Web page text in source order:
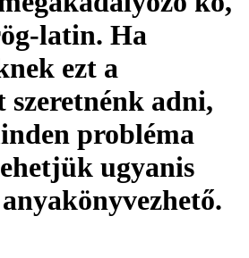
latin. Ha
ezt a
szeretnénk adni,
probléma
ugyanis
anyakönyvezhető.